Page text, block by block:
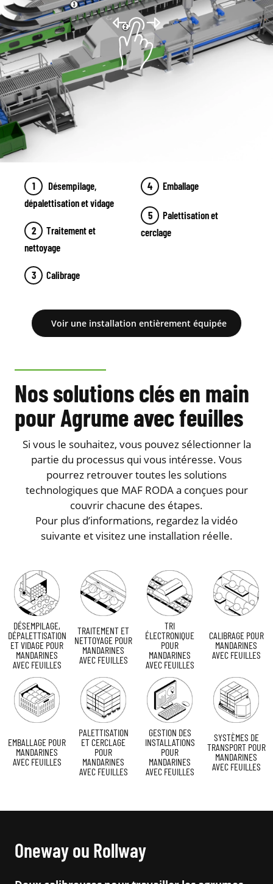
Désempilage,
dépalettisation et vidage
Traitement et
nettoyage
Calibrage
Emballage
Palettisation et
cerclage
Voir une installation entièrement équipée
Nos solutions clés en main
pour Agrume avec feuilles
Si vous le souhaitez, vous pouvez sélectionner la
partie du processus qui vous intéresse. Vous
pourrez retrouver toutes les solutions
technologiques que MAF RODA a conçues pour
couvrir chacune des étapes.
Pour plus d’informations, regardez la vidéo
suivante et visitez une installation réelle.
DÉSEMPILAGE,
DÉPALETTISATION
ET VIDAGE POUR
MANDARINES
AVEC FEUILLES
TRAITEMENT ET
NETTOYAGE POUR
MANDARINES
AVEC FEUILLES
TRI
ÉLECTRONIQUE
POUR
MANDARINES
AVEC FEUILLES
CALIBRAGE POUR
MANDARINES
AVEC FEUILLES
EMBALLAGE POUR
MANDARINES
AVEC FEUILLES
PALETTISATION
ET CERCLAGE
POUR
MANDARINES
AVEC FEUILLES
GESTION DES
INSTALLATIONS
POUR
MANDARINES
AVEC FEUILLES
SYSTÈMES DE
TRANSPORT POUR
MANDARINES
AVEC FEUILLES
Oneway ou Rollway